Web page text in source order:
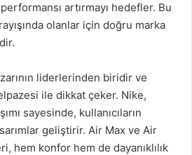
artırmayı hedefler. Bu
olanlar için doğru marka
liderlerinden biridir ve
ile dikkat çeker. Nike,
sayesinde, kullanıcıların
geliştirir. Air Max ve Air
hem konfor hem de dayanıklılık